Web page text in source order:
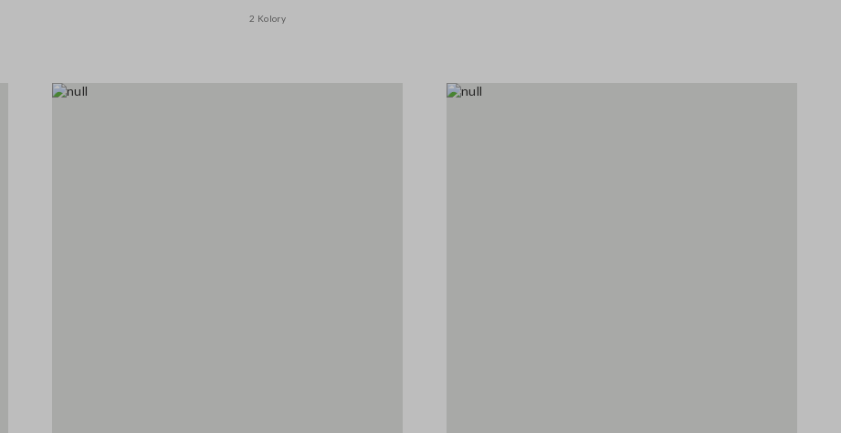
2 Kolory